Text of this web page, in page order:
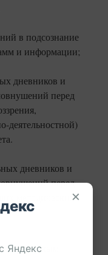
в подсознание
и информации;
дневников и
перед
деятельностной)
дневников и
перед
методических×
Яндекс